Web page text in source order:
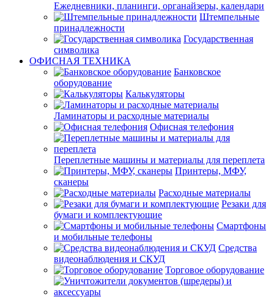
Ежедневники, планинги, органайзеры, календари
Штемпельные
принадлежности
Государственная
символика
ОФИСНАЯ ТЕХНИКА
Банковское
оборудование
Калькуляторы
Ламинаторы и расходные материалы
Офисная телефония
Переплетные машины и материалы для переплета
Принтеры, МФУ,
сканеры
Расходные материалы
Резаки для
бумаги и комплектующие
Смартфоны
и мобильные телефоны
Средства
видеонаблюдения и СКУД
Торговое оборудование